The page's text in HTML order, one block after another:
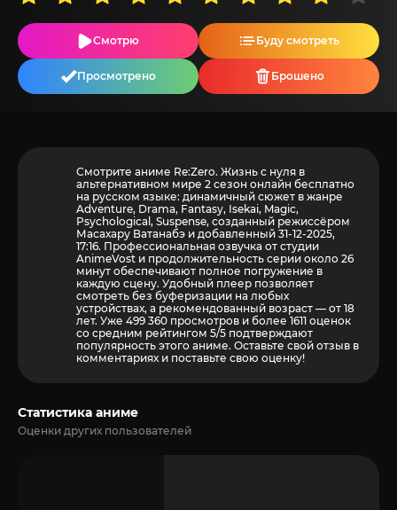
Смотрю Буду смотреть
Просмотрено Брошено
Смотрите аниме Re:Zero. Жизнь с нуля в
альтернативном мире 2 сезон онлайн бесплатно
на русском языке: динамичный сюжет в жанре
Adventure, Drama, Fantasy, Isekai, Magic,
Psychological, Suspense, созданный режиссёром
Масахару Ватанабэ и добавленный 31-12-2025,
17:16. Профессиональная озвучка от студии
AnimeVost и продолжительность серии около 26
минут обеспечивают полное погружение в
каждую сцену. Удобный плеер позволяет
смотреть без буферизации на любых
устройствах, а рекомендованный возраст — от 18
лет. Уже 499 360 просмотров и более 1611 оценок
со средним рейтингом 5/5 подтверждают
популярность этого аниме. Оставьте свой отзыв в
комментариях и поставьте свою оценку!
Статистика аниме
Оценки других пользователей